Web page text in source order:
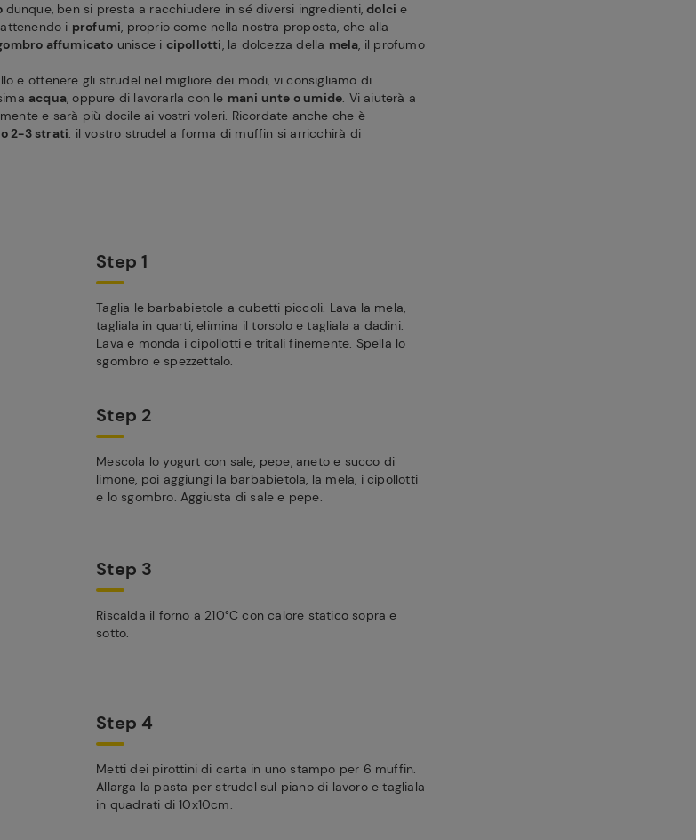
dunque, ben si presta a racchiudere in sé diversi ingredienti,dolci e
i profumi, proprio come nella nostra proposta, che alla
affumicato unisce i cipollotti, la dolcezza della mela, il profumo
e ottenere gli strudel nel migliore dei modi, vi consigliamo di
acqua, oppure di lavorarla con le mani unte o umide. Vi aiuterà a
e sarà più docile ai vostri voleri. Ricordate anche che è
2-3 strati: il vostro strudel a forma di muffin si arricchirà di
Step 1
Taglia le barbabietole a cubetti piccoli. Lava la mela,
tagliala in quarti, elimina il torsolo e tagliala a dadini.
Lava e monda i cipollotti e tritali finemente. Spella lo
sgombro e spezzettalo.
Step 2
Mescola lo yogurt con sale, pepe, aneto e succo di
limone, poi aggiungi la barbabietola, la mela, i cipollotti
e lo sgombro. Aggiusta di sale e pepe.
Step 3
Riscalda il forno a 210°C con calore statico sopra e
sotto.
Step 4
Metti dei pirottini di carta in uno stampo per 6 muffin.
Allarga la pasta per strudel sul piano di lavoro e tagliala
in quadrati di 10x10cm.